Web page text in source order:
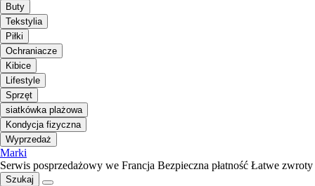
Buty
Tekstylia
Piłki
Ochraniacze
Kibice
Lifestyle
Sprzęt
siatkówka plażowa
Kondycja fizyczna
Wyprzedaż
Marki
Serwis posprzedażowy we Francja Bezpieczna płatność Łatwe zwroty
Szukaj